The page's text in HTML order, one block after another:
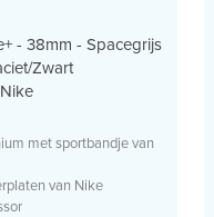
- 38mm - Spacegrijs
Zwart
met sportbandje van
van Nike